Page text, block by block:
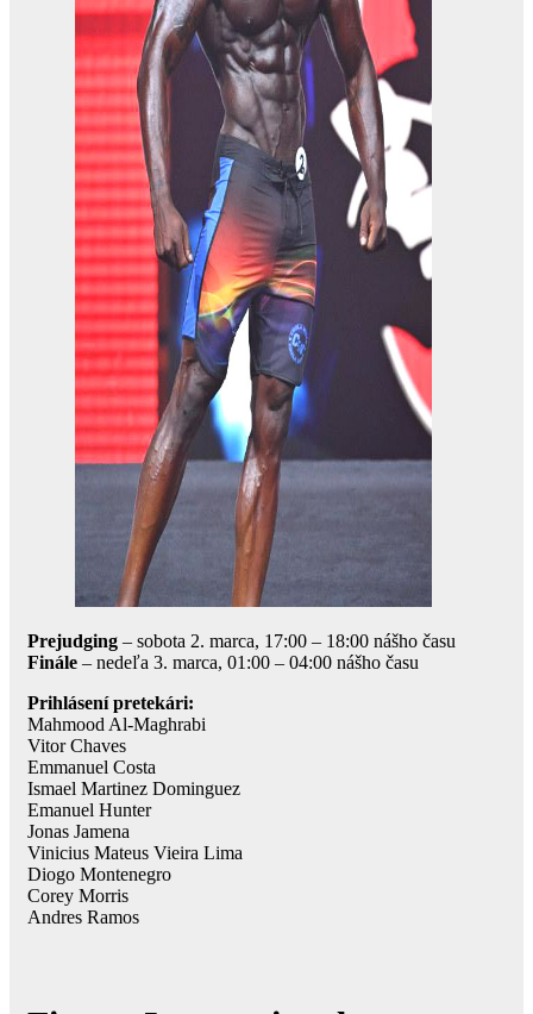
Prejudging – sobota 2. marca, 17:00 – 18:00 nášho času
Finále – nedeľa 3. marca, 01:00 – 04:00 nášho času
Prihlásení pretekári:
Mahmood Al-Maghrabi
Vitor Chaves
Emmanuel Costa
Ismael Martinez Dominguez
Emanuel Hunter
Jonas Jamena
Vinicius Mateus Vieira Lima
Diogo Montenegro
Corey Morris
Andres Ramos